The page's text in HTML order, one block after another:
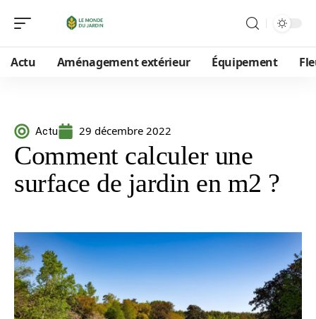
Actu Aménagement extérieur Équipement
Actu 29 décembre 2022
Comment calculer une
surface de jardin en m2 ?